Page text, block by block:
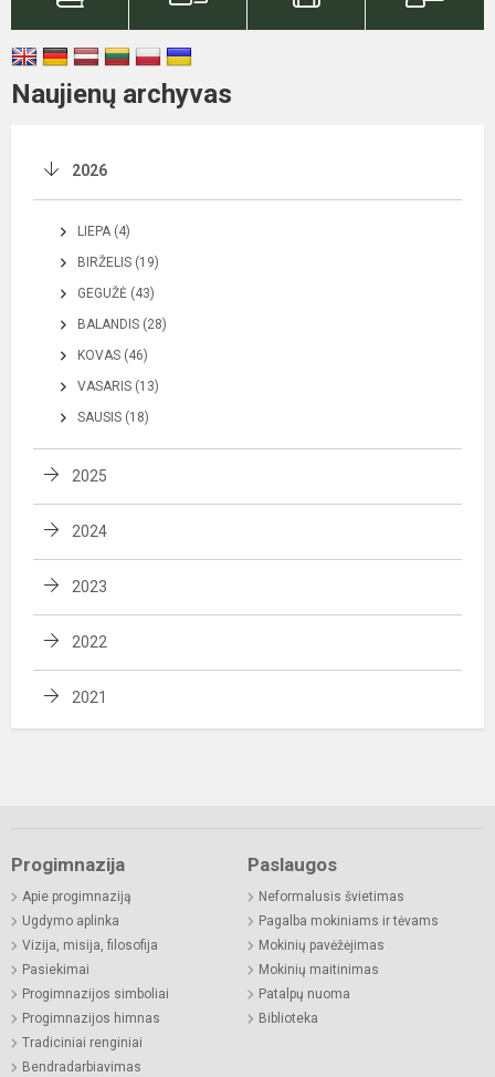
Naujienų archyvas
2026
LIEPA (4)
BIRŽELIS (19)
GEGUŽĖ (43)
BALANDIS (28)
KOVAS (46)
VASARIS (13)
SAUSIS (18)
2025
2024
2023
2022
2021
Progimnazija
Apie progimnaziją
Ugdymo aplinka
Vizija, misija, filosofija
Pasiekimai
Progimnazijos simboliai
Progimnazijos himnas
Tradiciniai renginiai
Bendradarbiavimas
Paslaugos
Neformalusis švietimas
Pagalba mokiniams ir tėvams
Mokinių pavėžėjimas
Mokinių maitinimas
Patalpų nuoma
Biblioteka